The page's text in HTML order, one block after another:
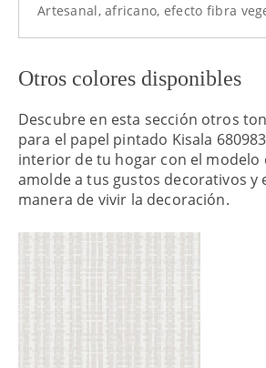
Artesanal,africano, efecto fibra
Otros colores disponibles
Descubre en esta sección otros
para el papel pintado Kisala
interior de tu hogar con el modelo
amolde a tus gustos decorativos y
manera de vivir la decoración.